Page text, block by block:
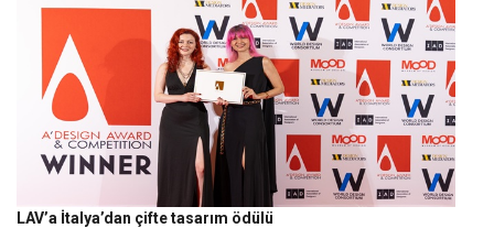
LAV’a İtalya’dan çifte tasarım ödülü